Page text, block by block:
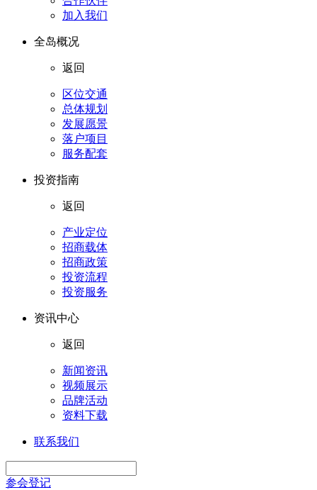
加入我们
全岛概况
返回
区位交通
总体规划
发展愿景
落户项目
服务配套
投资指南
返回
产业定位
招商载体
招商政策
投资流程
投资服务
资讯中心
返回
新闻资讯
视频展示
品牌活动
资料下载
联系我们
参会登记